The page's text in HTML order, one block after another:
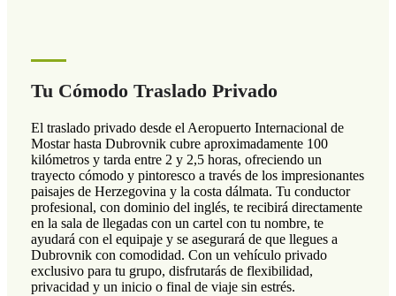
Tu Cómodo Traslado Privado
El traslado privado desde el Aeropuerto Internacional de
Mostar hasta Dubrovnik cubre aproximadamente 100
kilómetros y tarda entre 2 y 2,5 horas, ofreciendo un
trayecto cómodo y pintoresco a través de los impresionantes
paisajes de Herzegovina y la costa dálmata. Tu conductor
profesional, con dominio del inglés, te recibirá directamente
en la sala de llegadas con un cartel con tu nombre, te
ayudará con el equipaje y se asegurará de que llegues a
Dubrovnik con comodidad. Con un vehículo privado
exclusivo para tu grupo, disfrutarás de flexibilidad,
privacidad y un inicio o final de viaje sin estrés.